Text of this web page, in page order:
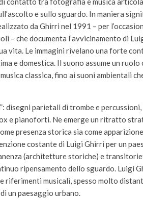
e sullo sguardo. In maniera
da Ghirri nel 1991 – per
– che documenta l’avvicinamento di
vita. Le immagini rivelano una forte
e domestica. Il suono assume un ruolo
classica, fino ai suoni ambientali
disegni parietali di trombe e
e pianoforti. Ne emerge un ritratto
presenza storica sia come
costante di Luigi Ghirri per un
(architetture storiche) e
ripensamento dello sguardo. Luigi
musicali, spesso molto
un paesaggio urbano.